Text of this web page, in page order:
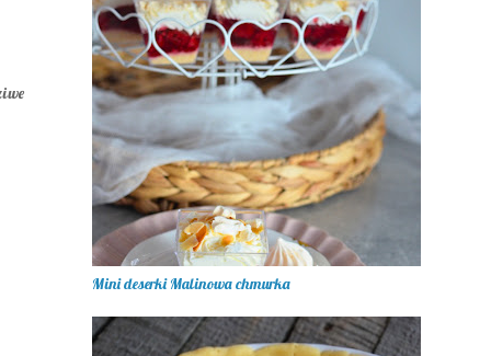
Mini deserki Malinowa chmurka